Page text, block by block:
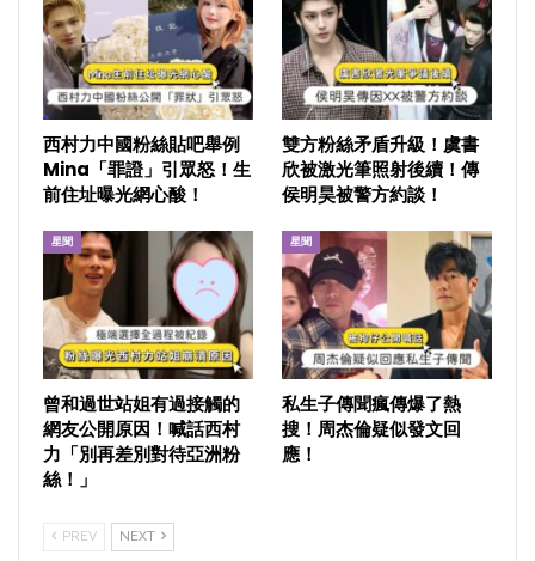
西村力中國粉絲貼吧舉例
Mina「罪證」引眾怒！生
前住址曝光網心酸！
雙方粉絲矛盾升級！虞書
欣被激光筆照射後續！傳
侯明昊被警方約談！
星聞
曾和過世站姐有過接觸的
網友公開原因！喊話西村
力「別再差別對待亞洲粉
絲！」
星聞
私生子傳聞瘋傳爆了熱
搜！周杰倫疑似發文回
應！
PREV NEXT